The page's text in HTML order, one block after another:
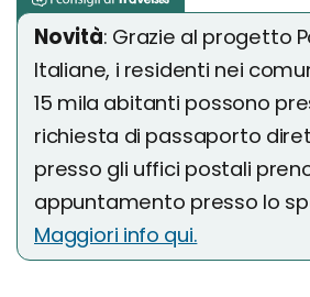
Novità: Grazie al progetto
Italiane, i residenti nei
15 mila abitanti possono
richiesta di passaporto
presso gli uffici postali
appuntamento presso lo
Maggiori info qui.